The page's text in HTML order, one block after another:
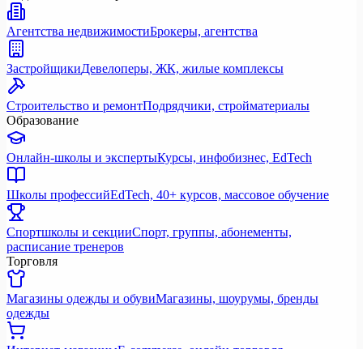
Агентства недвижимостиБрокеры, агентства
ЗастройщикиДевелоперы, ЖК, жилые комплексы
Строительство и ремонтПодрядчики, стройматериалы
Образование
Онлайн-школы и экспертыКурсы, инфобизнес, EdTech
Школы профессийEdTech, 40+ курсов, массовое обучение
Спортшколы и секцииСпорт, группы, абонементы,
расписание тренеров
Торговля
Магазины одежды и обувиМагазины, шоурумы, бренды
одежды